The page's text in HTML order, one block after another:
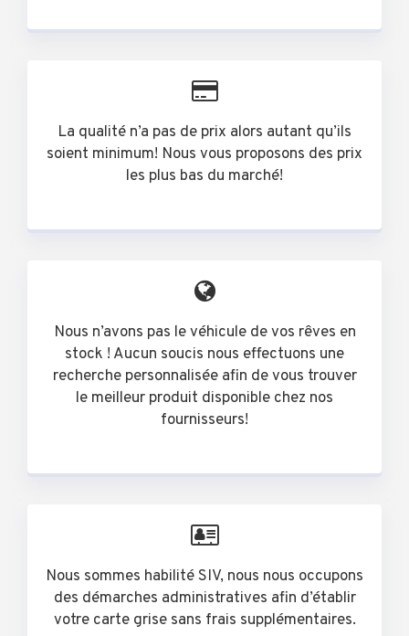
La qualité n’a pas de prix alors autant qu’ils
soient minimum! Nous vous proposons des prix
les plus bas du marché!
Nous n’avons pas le véhicule de vos rêves en
stock ! Aucun soucis nous effectuons une
recherche personnalisée afin de vous trouver
le meilleur produit disponible chez nos
fournisseurs!
Nous sommes habilité SIV, nous nous occupons
des démarches administratives afin d’établir
votre carte grise sans frais supplémentaires.